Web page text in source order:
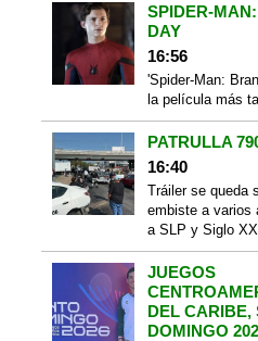
SPIDER-
DAY
16:56
'Spider-Man:
la película más
PATRULLA
16:40
Tráiler se queda
embiste a varios
a SLP y Siglo XXI
JUEGOS
DEL CARIBE,
DOMINGO